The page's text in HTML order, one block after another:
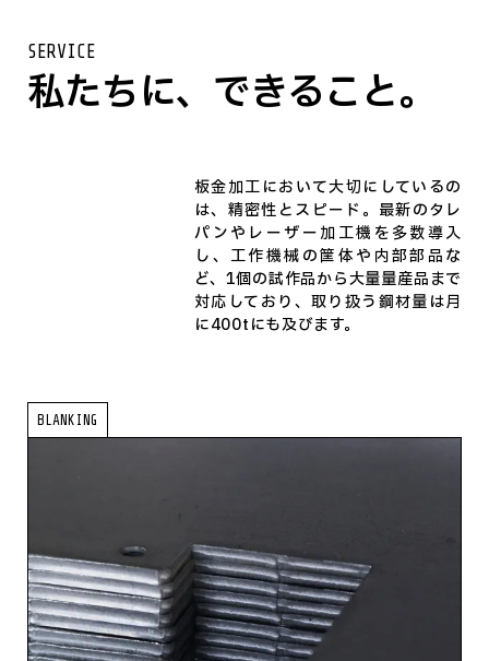
SERVICE
私たちに、できること。
板金加工において大切にしているの
は、精密性とスピード。最新のタレ
パンやレーザー加工機を多数導入
し、工作機械の筐体や内部部品な
ど、1個の試作品から大量量産品まで
対応しており、取り扱う鋼材量は月
に400tにも及びます。
BLANKING